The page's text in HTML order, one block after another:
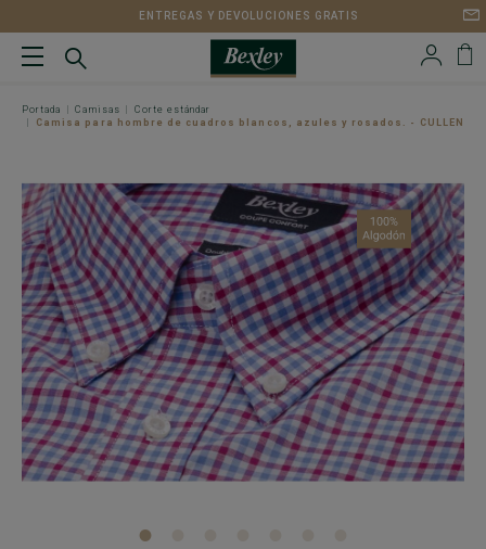
ENTREGAS Y DEVOLUCIONES GRATIS
Portada Camisas
Corte estándar
Camisa para hombre de cuadros blancos, azules y rosados. - CULLEN